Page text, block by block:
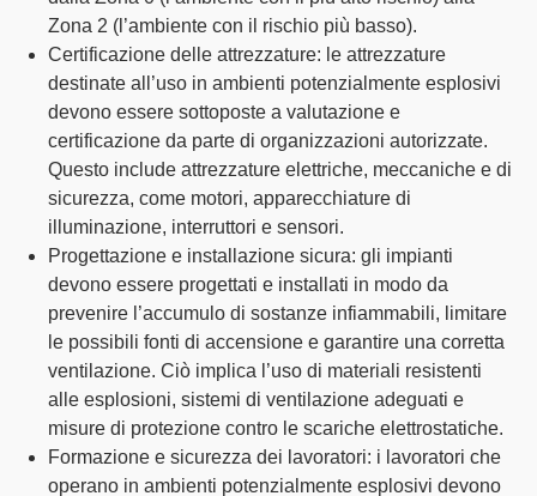
Zona 2 (l’ambiente con il rischio più basso).
Certificazione delle attrezzature: le attrezzature
destinate all’uso in ambienti potenzialmente esplosivi
devono essere sottoposte a valutazione e
certificazione da parte di organizzazioni autorizzate.
Questo include attrezzature elettriche, meccaniche e di
sicurezza, come motori, apparecchiature di
illuminazione, interruttori e sensori.
Progettazione e installazione sicura: gli impianti
devono essere progettati e installati in modo da
prevenire l’accumulo di sostanze infiammabili, limitare
le possibili fonti di accensione e garantire una corretta
ventilazione. Ciò implica l’uso di materiali resistenti
alle esplosioni, sistemi di ventilazione adeguati e
misure di protezione contro le scariche elettrostatiche.
Formazione e sicurezza dei lavoratori: i lavoratori che
operano in ambienti potenzialmente esplosivi devono